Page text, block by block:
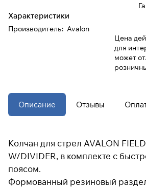
Характеристики
Производитель: Avalon
Цена
для
может
Описание Отзывы
Колчан для стрел AVALON
W/DIVIDER, в комплекте с
поясом.
Формованный резиновый
При оформлении заказа
выберите метод оплаты
Оплачивайте сегодня
картой любого банка
Получайте товар
выбранный способом
Оставшиеся75% будут
списыватьсяс вашей